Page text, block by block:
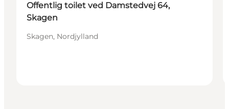
Offentlig toilet ved Damstedvej 64,
Skagen
Skagen, Nordjylland